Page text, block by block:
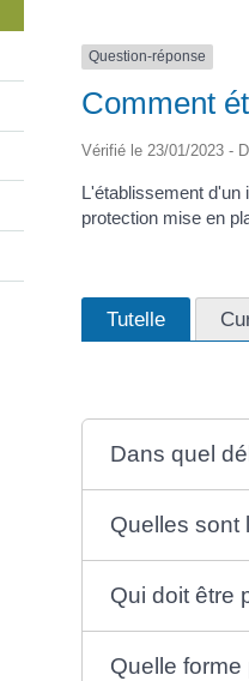
Question-réponse
Comment
Vérifié le 23/01/2023 -
L'établissement d'un
protection mise en
Tutelle
Dans quel
Quelles sont
Qui doit être
Quelle